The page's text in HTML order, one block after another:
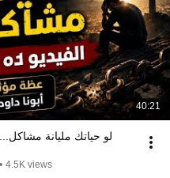
40:21
لو حياتك مليانة
• 4.5K views